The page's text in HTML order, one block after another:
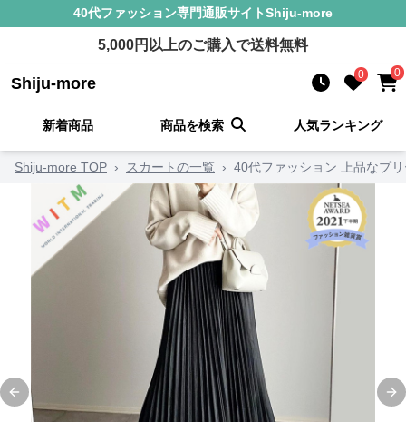
40代ファッション専門通販サイトShiju-more
5,000円以上のご購入で送料無料
Shiju-more 0 0
新着商品 商品を検索 人気ランキング
Shiju-more TOP › スカートの一覧 › 40代ファッション 上品なプ
Previous slide